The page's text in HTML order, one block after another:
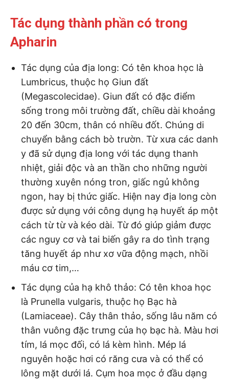
Tác dụng thành phần có trong
Apharin
Tác dụng của địa long: Có tên khoa học là
Lumbricus, thuộc họ Giun đất
(Megascolecidae). Giun đất có đặc điểm
sống trong môi trường đất, chiều dài khoảng
20 đến 30cm, thân có nhiều đốt. Chúng di
chuyển bằng cách bò trườn. Từ xưa các danh
y đã sử dụng địa long với tác dụng thanh
nhiệt, giải độc và an thần cho những người
thường xuyên nóng tron, giấc ngủ không
ngon, hay bị thức giấc. Hiện nay địa long còn
được sử dụng với công dụng hạ huyết áp một
cách từ từ và kéo dài. Từ đó giúp giảm được
các nguy cơ và tai biến gây ra do tình trạng
tăng huyết áp như xơ vữa động mạch, nhồi
máu cơ tim,…
Tác dụng của hạ khô thảo: Có tên khoa học
là Prunella vulgaris, thuộc họ Bạc hà
(Lamiaceae). Cây thân thảo, sống lâu năm có
thân vuông đặc trưng của họ bạc hà. Màu hơi
tím, lá mọc đối, có lá kèm hình. Mép lá
nguyên hoặc hơi có răng cưa và có thể có
lông mặt dưới lá. Cụm hoa mọc ở đầu dạng